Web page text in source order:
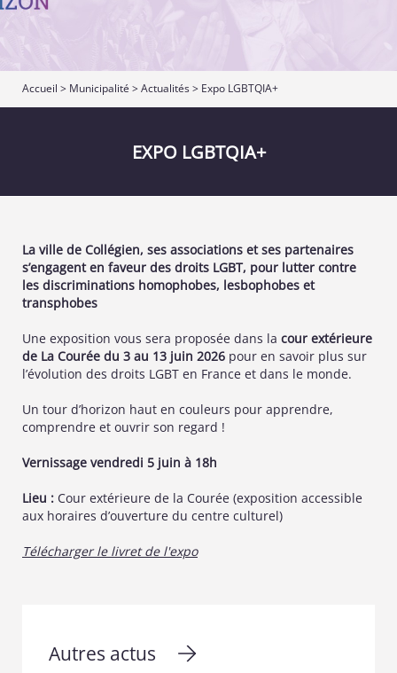
Accueil > Municipalité >Actualités> Expo LGBTQIA+
EXPO LGBTQIA+
La ville de Collégien, ses associations et ses partenaires
s’engagent en faveur des droits LGBT, pour lutter contre
les discriminations homophobes, lesbophobes et
transphobes
Une exposition vous sera proposée dans la cour extérieure
de La Courée du 3 au 13 juin 2026 pour en savoir plus sur
l’évolution des droits LGBT en France et dans le monde.
Un tour d’horizon haut en couleurs pour apprendre,
comprendre et ouvrir son regard !
Vernissage vendredi 5 juin à 18h
Lieu : Cour extérieure de la Courée (exposition accessible
aux horaires d’ouverture du centre culturel)
Télécharger le livret de l'expo
Autres actus